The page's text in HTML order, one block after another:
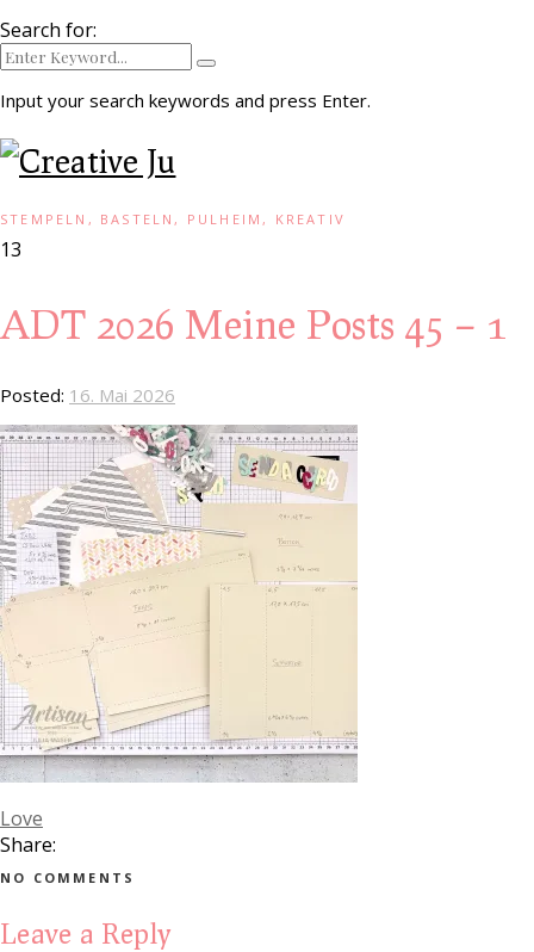
Search for:
Input your search keywords and press Enter.
STEMPELN, BASTELN, PULHEIM, KREATIV
13
ADT 2026 Meine Posts 45 – 1
Posted: 16. Mai 2026
Love
Share:
NO COMMENTS
Leave a Reply